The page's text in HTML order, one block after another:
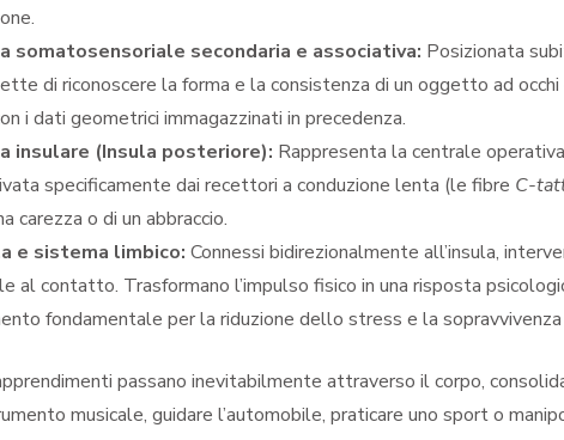
somatosensoriale secondaria e associativa: Posizionata
di riconoscere la forma e la consistenza di un oggetto ad occhi
i dati geometrici immagazzinati in precedenza.
insulare (Insula posteriore): Rappresenta la centrale
specificamente dai recettori a conduzione lenta (le fibre C-
carezza o di un abbraccio.
e sistema limbico: Connessi bidirezionalmente all’insula,
al contatto. Trasformano l’impulso fisico in una risposta
fondamentale per la riduzione dello stress e la sopravvivenza
passano inevitabilmente attraverso il corpo,
musicale, guidare l’automobile, praticare uno sport o